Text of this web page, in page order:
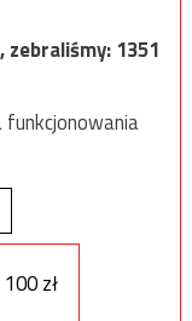
zebraliśmy:1351
100 zł